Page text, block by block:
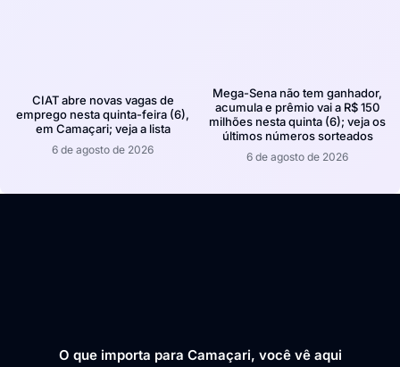
CIAT abre novas vagas de
emprego nesta quinta-feira (6),
em Camaçari; veja a lista
6 de agosto de 2026
Mega-Sena não tem ganhador,
acumula e prêmio vai a R$ 150
milhões nesta quinta (6); veja os
últimos números sorteados
6 de agosto de 2026
O que importa para Camaçari, você vê aqui